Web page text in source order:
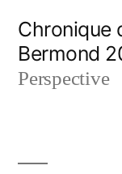
contenu
Chronique
Bermond
Perspective